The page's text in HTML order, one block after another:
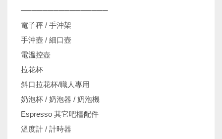
────────────────
電子秤 / 手沖架
手沖壺 / 細口壺
電溫控壺
拉花杯
斜口拉花杯/職人專用
奶泡杯 / 奶泡器 / 奶泡機
Espresso 其它吧檯配件
溫度計 / 計時器